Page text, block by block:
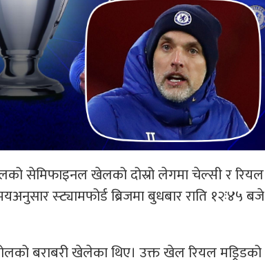
सेमिफाइनल खेलको दोस्रो लेगमा चेल्सी र रियल
स्ट्यामफोर्ड ब्रिजमा बुधबार राति १२ः४५ बजे
बराबरी खेलेका थिए। उक्त खेल रियल मड्रिडको